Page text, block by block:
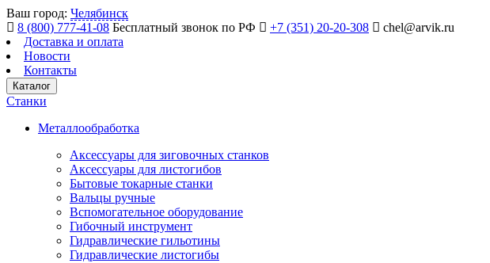
Ваш город: Челябинск
8 (800) 777-41-08 Бесплатный звонок по РФ +7 (351) 20-20-308
chel@arvik.ru
Доставка и оплата
Новости
Контакты
Каталог
Станки
Металлообработка
Аксессуары для зиговочных станков
Аксессуары для листогибов
Бытовые токарные станки
Вальцы ручные
Вспомогательное оборудование
Гибочный инструмент
Гидравлические гильотины
Гидравлические листогибы